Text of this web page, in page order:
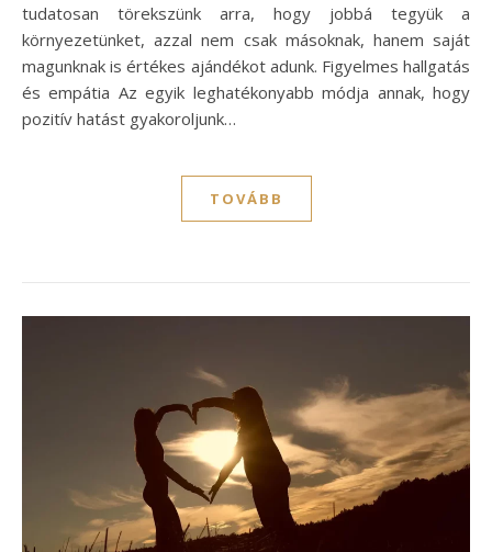
tudatosan törekszünk arra, hogy jobbá tegyük a
környezetünket, azzal nem csak másoknak, hanem saját
magunknak is értékes ajándékot adunk. Figyelmes hallgatás
és empátia Az egyik leghatékonyabb módja annak, hogy
pozitív hatást gyakoroljunk…
TOVÁBB